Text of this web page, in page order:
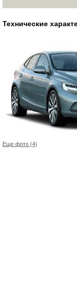
Технические
Еще фото (4)